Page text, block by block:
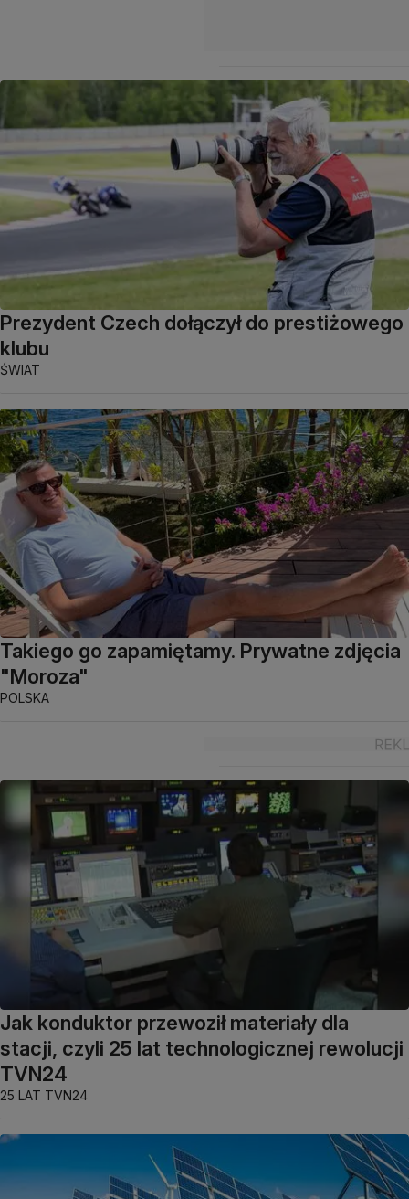
Prezydent Czech dołączył do prestiżowego
klubu
ŚWIAT
Takiego go zapamiętamy. Prywatne zdjęcia
"Moroza"
POLSKA
Jak konduktor przewoził materiały dla
stacji, czyli 25 lat technologicznej rewolucji
TVN24
25 LAT TVN24